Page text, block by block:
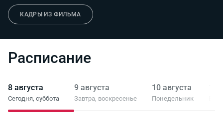
КАДРЫ ИЗ ФИЛЬМА
Расписание
8 августа
Сегодня, суббота
9 августа
Завтра, воскресенье
10 августа
Понедельник